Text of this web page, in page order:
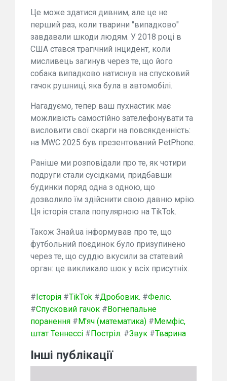
Це може здатися дивним, але це не
перший раз, коли тварини "випадково"
завдавали шкоди людям. У 2018 році в
США стався трагічний інцидент, коли
мисливець загинув через те, що його
собака випадково натиснув на спусковий
гачок рушниці, яка була в автомобілі.
Нагадуємо, тепер ваш пухнастик має
можливість самостійно зателефонувати та
висловити свої скарги на повсякденність:
на MWC 2025 був презентований PetPhone.
Раніше ми розповідали про те, як чотири
подруги стали сусідками, придбавши
будинки поряд одна з одною, що
дозволило їм здійснити свою давню мрію.
Ця історія стала популярною на TikTok.
Також Знай.ua інформував про те, що
футбольний поєдинок було призупинено
через те, що суддю вкусили за статевий
орган: це викликало шок у всіх присутніх.
#Історія #TikTok #Дробовик. #Феліс.
#Спусковий гачок #Вогнепальне
поранення #М'яч (математика) #Мемфіс,
штат Теннессі #Постріл. #Звук #Тварина
Інші публікації